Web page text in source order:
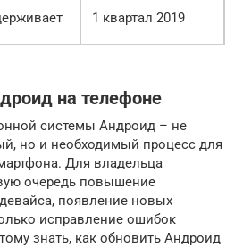
1 квартал 2019
на телефоне
системы Андроид – не
но и необходимый процесс для
Для владельца
очередь повышение
появление новых
исправление ошибок
знать, как обновить Андроид